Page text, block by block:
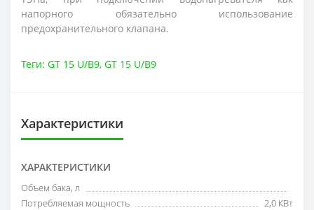
напорного обязательно использование
предохранительного клапана.
Теги: GT 15 U/B9, GT 15 U/B9
Характеристики
ХАРАКТЕРИСТИКИ
Объем бака, л
Потребляемая мощность
2,0 КВт